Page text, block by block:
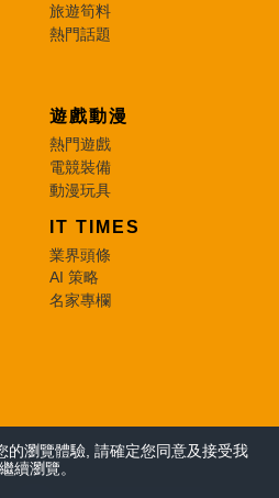
的瀏覽體驗, 請確定您同意及接受我
續瀏覽。
旅遊筍料
熱門話題
遊戲動漫
熱門遊戲
電競裝備
動漫玩具
IT TIMES
業界頭條
AI 策略
名家專欄
Reserved.